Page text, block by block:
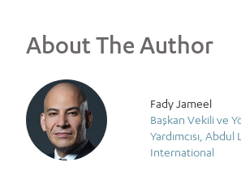
About The Author
Fady Jameel
Başkan Vekili ve
Yardımcısı,
International